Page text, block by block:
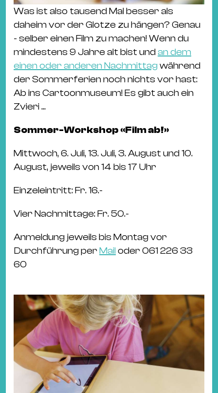
Was ist also tausend Mal besser als
daheim vor der Glotze zu hängen? Genau
- selber einen Film zu machen! Wenn du
mindestens 9 Jahre alt bist undan dem
einen oder anderen Nachmittag während
der Sommerferien noch nichts vor hast:
Ab ins Cartoonmuseum! Es gibt auch ein
Zvieri ...
Sommer-Workshop «Film ab!»
Mittwoch, 6. Juli, 13. Juli, 3. August und 10.
August, jeweils von 14 bis 17 Uhr
Einzeleintritt: Fr. 16.-
Vier Nachmittage: Fr. 50.-
Anmeldung jeweils bis Montag vor
Durchführung per Mail oder 061 226 33
60